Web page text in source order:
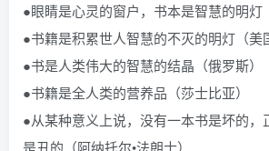
●眼睛是心灵的窗户，书本是智慧的明灯
●书籍是积累世人智慧的不灭的明灯（美
●书是人类伟大的智慧的结晶（俄罗斯）
●书籍是全人类的营养品（莎士比亚）
●从某种意义上说，没有一本书是坏的，
是丑的（阿纳托尔•法朗士）